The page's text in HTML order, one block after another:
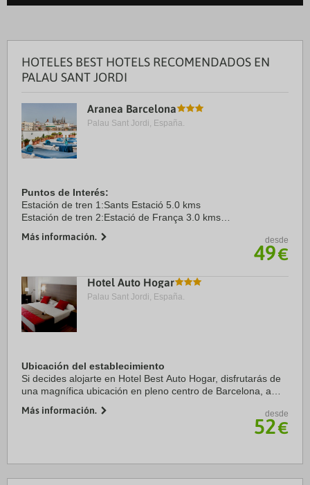
HOTELES BEST HOTELS RECOMENDADOS EN
PALAU SANT JORDI
Aranea Barcelona
Palau Sant Jordi, España.
Puntos de Interés:
Estación de tren 1:Sants Estació 5.0 kms
Estación de tren 2:Estació de França 3.0 kms
Aeropuerto 2:Girona 97.0 kms
Más información. desde
49€
Hotel Auto Hogar
Palau Sant Jordi, España.
Ubicación del establecimiento
Si decides alojarte en Hotel Best Auto Hogar, disfrutarás de
una magnífica ubicación en pleno centro de Barcelona, a
Boquería. Además, este hotel ...
Más información. desde
52€